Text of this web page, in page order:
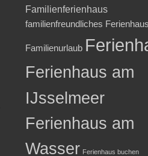
Familienferienhaus
familienfreundliches
Familienurlaub
Ferienhaus am
IJsselmeer
Ferienhaus am
Wasser Ferienhaus buchen